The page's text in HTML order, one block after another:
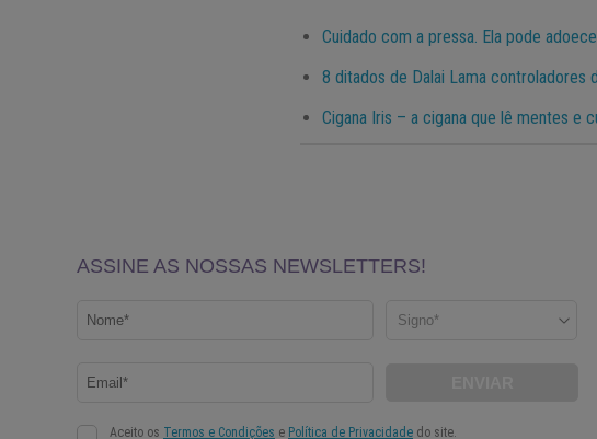
Cuidado com a pressa. Ela pode
8 ditados de Dalai Lama controladores
Cigana Iris – a cigana que lê mentes e